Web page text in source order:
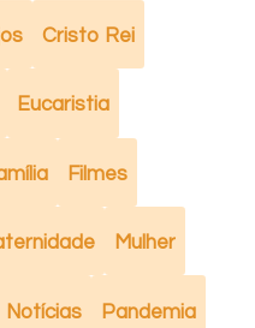
Cristo Rei
Eucaristia
Filmes
Mulher
Notícias Pandemia